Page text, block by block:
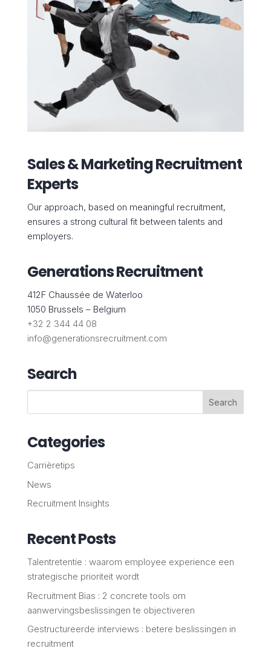
Sales & Marketing Recruitment
Experts
Our approach, based on meaningful recruitment,
ensures a strong cultural fit between talents and
employers.
Generations Recruitment
412F Chaussée de Waterloo
1050 Brussels – Belgium
+32 2 344 44 08
info@generationsrecruitment.com
Search
Categories
Carrièretips
News
Recruitment Insights
Recent Posts
Talentretentie : waarom employee experience een
strategische prioriteit wordt
Recruitment Bias : 2 concrete tools om
aanwervingsbeslissingen te objectiveren
Gestructureerde interviews : betere beslissingen in
recruitment